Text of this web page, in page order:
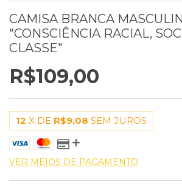
CAMISA BRANCA
"CONSCIÊNCIA RACIAL,
CLASSE"
R$109,00
12 X DE R$9,08 SEM JUROS
VER MEIOS DE PAGAMENTO